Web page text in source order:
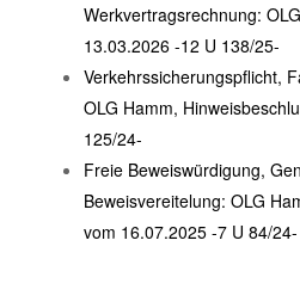
Werkvertragsrechnung:
13.03.2026 -12 U 138/25-
Verkehrssicherungspflicht,
OLG Hamm,
125/24-
Freie Beweiswürdigung,
Beweisvereitelung: OLG
vom 16.07.2025 -7 U 84/24-